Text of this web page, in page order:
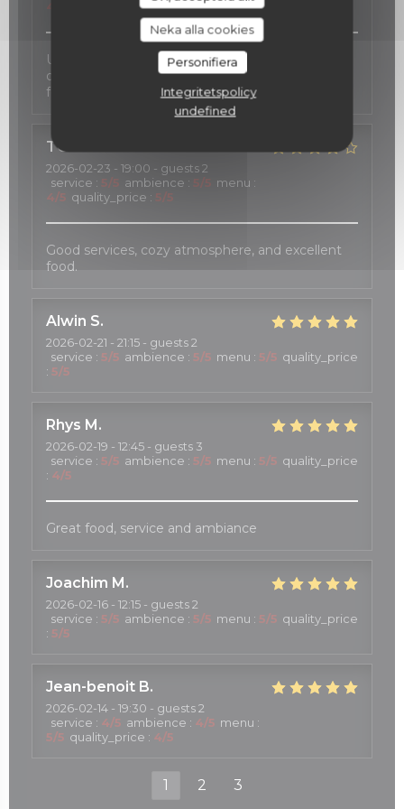
Neka alla cookies
Personifiera
Integritetspolicy
undefined
4
quality_price:4/5
Une carte des vins d'exception, une cuisine
délicate inspirée au gré des saisons, et une salle
fort agréable.
TOSHIE
2026-02-23 - 19:00 - guests 2
service : 5/5 ambience : 5/5 menu :
4/5 quality_price : 5/5
Good services, cozy atmosphere, and excellent
food.
Alwin S
2026-02-21 - 21:15 - guests 2
service : 5/5 ambience : 5/5 menu : 5/5 quality_price
: 5/5
Rhys M
2026-02-19 - 12:45 - guests 3
service : 5/5 ambience : 5/5 menu : 5/5 quality_price
: 4/5
Great food, service and ambiance
Joachim M
2026-02-16 - 12:15 - guests 2
service : 5/5 ambience : 5/5 menu : 5/5 quality_price
: 5/5
Jean-benoit B
2026-02-14 - 19:30 - guests 2
service : 4/5 ambience : 4/5 menu :
5/5 quality_price : 4/5
1 2 3